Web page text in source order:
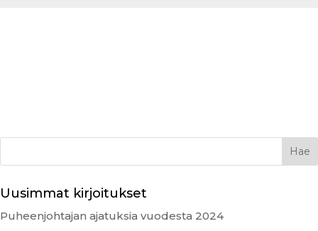
Uusimmat kirjoitukset
Puheenjohtajan ajatuksia vuodesta 2024